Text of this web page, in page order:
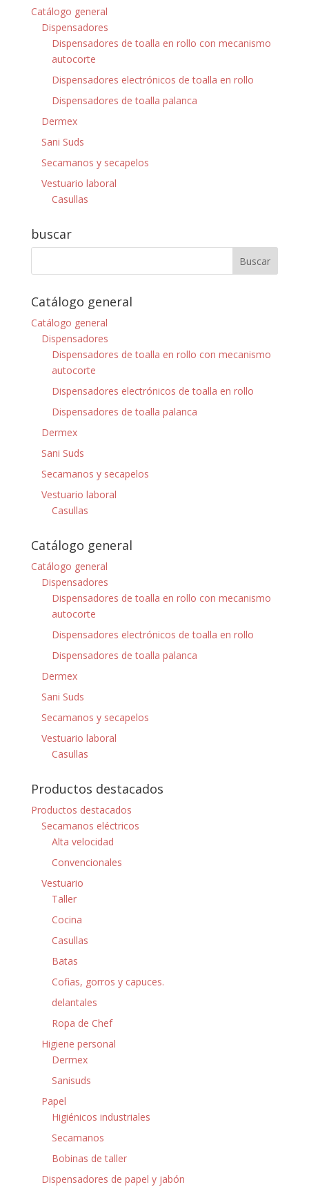
Catálogo general
Dispensadores
Dispensadores de toalla en rollo con mecanismo
autocorte
Dispensadores electrónicos de toalla en rollo
Dispensadores de toalla palanca
Dermex
Sani Suds
Secamanos y secapelos
Vestuario laboral
Casullas
buscar
Catálogo general
Catálogo general
Dispensadores
Dispensadores de toalla en rollo con mecanismo
autocorte
Dispensadores electrónicos de toalla en rollo
Dispensadores de toalla palanca
Dermex
Sani Suds
Secamanos y secapelos
Vestuario laboral
Casullas
Catálogo general
Catálogo general
Dispensadores
Dispensadores de toalla en rollo con mecanismo
autocorte
Dispensadores electrónicos de toalla en rollo
Dispensadores de toalla palanca
Dermex
Sani Suds
Secamanos y secapelos
Vestuario laboral
Casullas
Productos destacados
Productos destacados
Secamanos eléctricos
Alta velocidad
Convencionales
Vestuario
Taller
Cocina
Casullas
Batas
Cofias, gorros y capuces.
delantales
Ropa de Chef
Higiene personal
Dermex
Sanisuds
Papel
Higiénicos industriales
Secamanos
Bobinas de taller
Dispensadores de papel y jabón